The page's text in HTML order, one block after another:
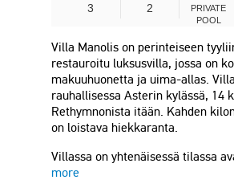
3 2
PRIVATE
POOL
Villa Manolis on perinteiseen
restauroitu luksusvilla, jossa on
makuuhuonetta ja uima-allas.
rauhallisessa Asterin kylässä, 14
Rethymnonista itään. Kahden
on loistava hiekkaranta.
Villassa on yhtenäisessä tilassa
more